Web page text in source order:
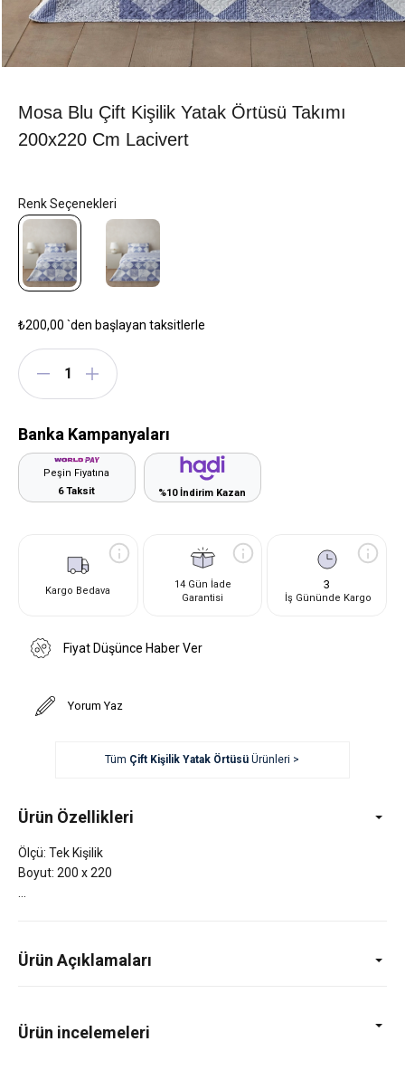
Mosa Blu Çift Kişilik Yatak Örtüsü Takımı
200x220 Cm Lacivert
₺200,00 `den başlayan taksitlerle
Banka Kampanyaları
Peşin Fiyatına
6 Taksit
%10 İndirim Kazan
Kargo Bedava
14 Gün İade
Garantisi
3
İş Gününde Kargo
Fiyat Düşünce Haber Ver
Yorum Yaz
Tüm Çift Kişilik Yatak Örtüsü Ürünleri >
Ürün Özellikleri
Ölçü: Tek Kişilik
Boyut: 200 x 220
Ürün Açıklamaları